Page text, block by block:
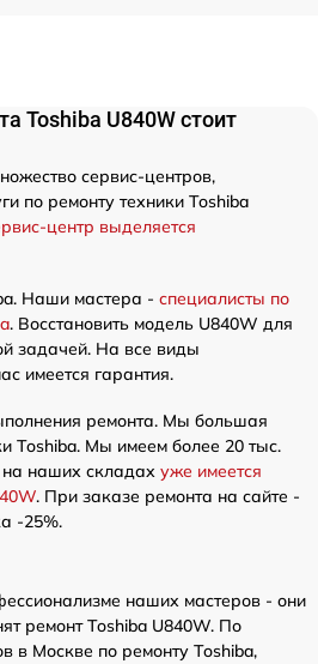
Toshiba U840W стоит
сервис-центров,
по ремонту техники Toshiba
центр выделяется
Наши мастера - специалисты по
. Восстановить модель U840W для
задачей. На все виды
имеется гарантия.
ремонта. Мы большая
Toshiba. Мы имеем более 20 тыс.
на наших складах уже имеется
. При заказе ремонта на сайте -
-25%.
наших мастеров - они
ремонт Toshiba U840W. По
в Москве по ремонту Toshiba,